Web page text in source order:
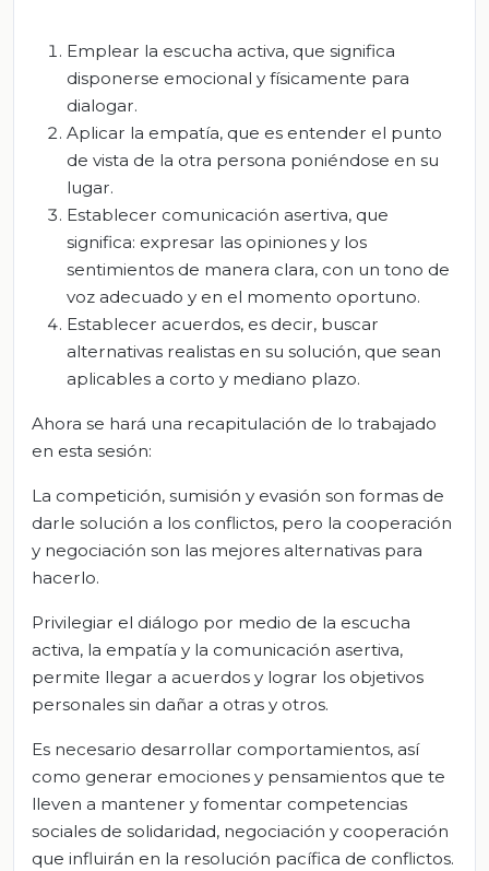
Emplear la escucha activa, que significa
disponerse emocional y físicamente para
dialogar.
Aplicar la empatía, que es entender el punto
de vista de la otra persona poniéndose en su
lugar.
Establecer comunicación asertiva, que
significa: expresar las opiniones y los
sentimientos de manera clara, con un tono de
voz adecuado y en el momento oportuno.
Establecer acuerdos, es decir, buscar
alternativas realistas en su solución, que sean
aplicables a corto y mediano plazo.
Ahora se hará una recapitulación de lo trabajado
en esta sesión:
La competición, sumisión y evasión son formas de
darle solución a los conflictos, pero la cooperación
y negociación son las mejores alternativas para
hacerlo.
Privilegiar el diálogo por medio de la escucha
activa, la empatía y la comunicación asertiva,
permite llegar a acuerdos y lograr los objetivos
personales sin dañar a otras y otros.
Es necesario desarrollar comportamientos, así
como generar emociones y pensamientos que te
lleven a mantener y fomentar competencias
sociales de solidaridad, negociación y cooperación
que influirán en la resolución pacífica de conflictos.